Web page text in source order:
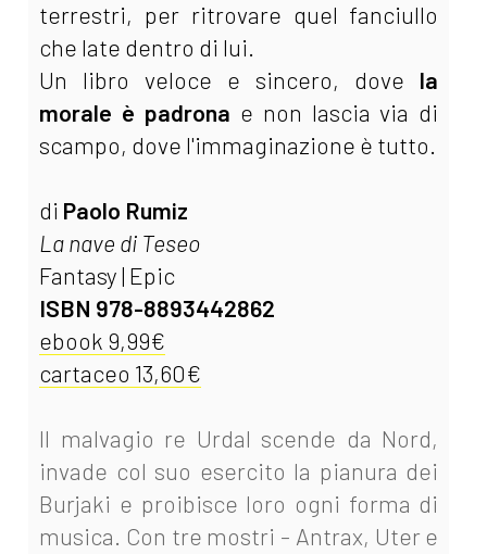
terrestri, per ritrovare quel fanciullo
che late dentro di lui.
Un libro veloce e sincero, dove la
morale è padrona e non lascia via di
scampo, dove l'immaginazione è tutto.
di Paolo Rumiz
La nave di Teseo
Fantasy | Epic
ISBN 978-8893442862
ebook 9,99€
cartaceo 13,60€
Il malvagio re Urdal scende da Nord,
invade col suo esercito la pianura dei
Burjaki e proibisce loro ogni forma di
musica. Con tre mostri - Antrax, Uter e